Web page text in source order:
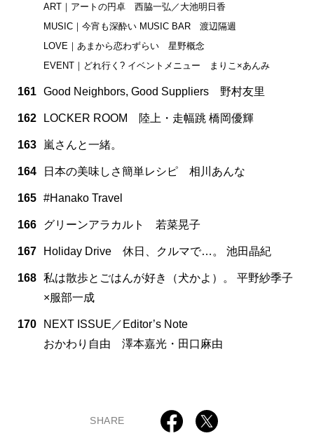
ART｜アートの円卓 西脇一弘／大池明日香
MUSIC｜今宵も深酔い MUSIC BAR 渡辺隔週
LOVE｜あまから恋わずらい 星野概念
EVENT｜どれ行く? イベントメニュー まりこ×あんみ
161 Good Neighbors, Good Suppliers 野村友里
162 LOCKER ROOM 陸上・走幅跳 橋岡優輝
163 嵐さんと一緒。
164 日本の美味しさ簡単レシピ 相川あんな
165 #Hanako Travel
166 グリーンアラカルト 若菜晃子
167 Holiday Drive 休日、クルマで…。 池田晶紀
168 私は散歩とごはんが好き（犬かよ）。 平野紗季子
×服部一成
170
NEXT ISSUE／Editor’s Note
おかわり自由 澤本嘉光・田口麻由
SHARE